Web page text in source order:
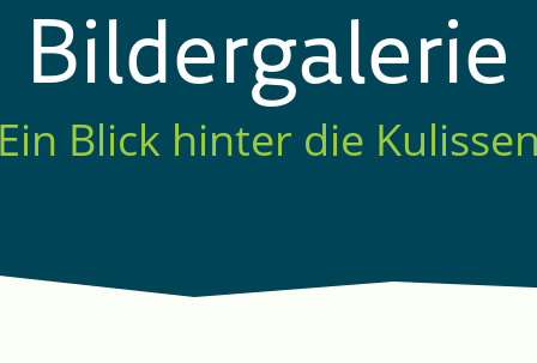
Bildergalerie
Blick hinter die Kulis­sen